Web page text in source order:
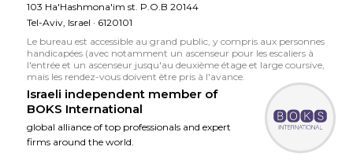
103 Ha'Hashmona'im st. P.O.B 20144
Tel-Aviv, Israel · 6120101
Le bureau est accessible au grand public, y compris aux personnes
handicapées (avec notamment un ascenseur pour les escaliers à
l'entrée et un ascenseur jusqu'au deuxième étage et large coursive,
mais les rendez-vous doivent être pris à l'avance.
Israeli independent member of
BOKS International
global alliance of top professionals and expert
firms around the world.